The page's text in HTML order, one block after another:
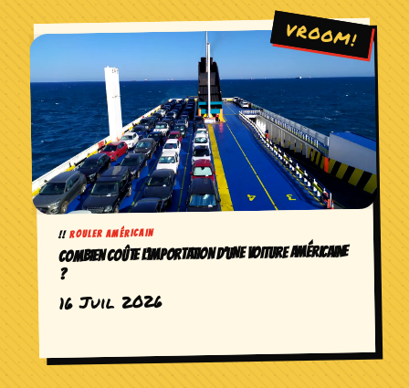
ROULER AMÉRICAIN
COMBIEN COÛTE L’IMPORTATION D’UNE VOITURE AMÉRICAINE
?
16 Juil 2026